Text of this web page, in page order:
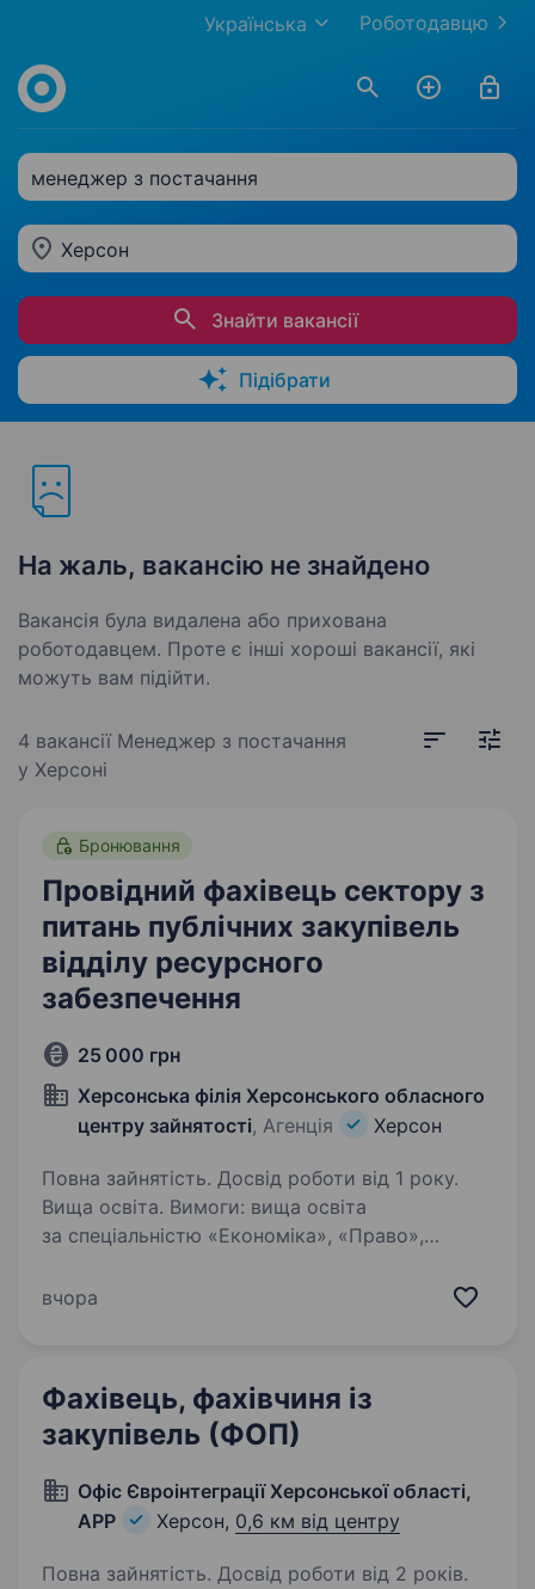
Роботодавцю
Українська
менеджер з постачання
Херсон
Знайти вакансії
Підібрати
На жаль, вакансію не знайдено
Вакансія була видалена або прихована
роботодавцем. Проте є інші хороші вакансії, які
можуть вам підійти.
4 вакансії Менеджер з постачання
у Херсоні
Бронювання
Провідний фахівець сектору з
питань публічних закупівель
відділу ресурсного
забезпечення
25 000 грн
Херсонська філія Херсонського обласного
центру зайнятості, Агенція Херсон
Повна зайнятість. Досвід роботи від 1 року.
Вища освіта. Вимоги: вища освіта
за спеціальністю «Економіка», «Право»,
державною мовою, впевнений користувач
вчора
Фахівець, фахівчиня із
закупівель (ФОП)
Офіс Євроінтеграції Херсонської області,
АРР
Херсон, 0,6 км від центру
Повна зайнятість. Досвід роботи від 2 років.